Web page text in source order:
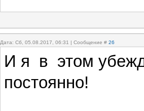
Дата: Сб, 05.08.2017, 06:31 | Сообщение # 26
И я в этом
постоянно!